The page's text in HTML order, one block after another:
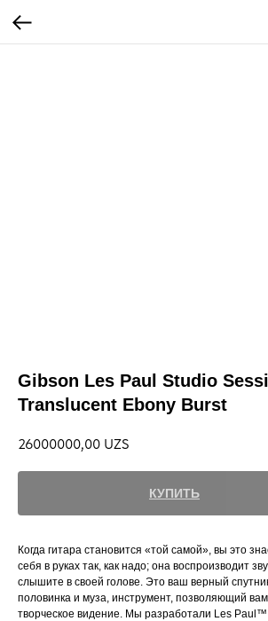
Gibson Les Paul Studio
Translucent Ebony Burst
26000000,00 UZS
КУПИТЬ
Когда гитара становится «той самой», вы это
себя в руках так, как надо; она воспроизводит
слышите в своей голове. Это ваш верный
половинка и муза, инструмент, позволяющий
творческое видение. Мы разработали Les